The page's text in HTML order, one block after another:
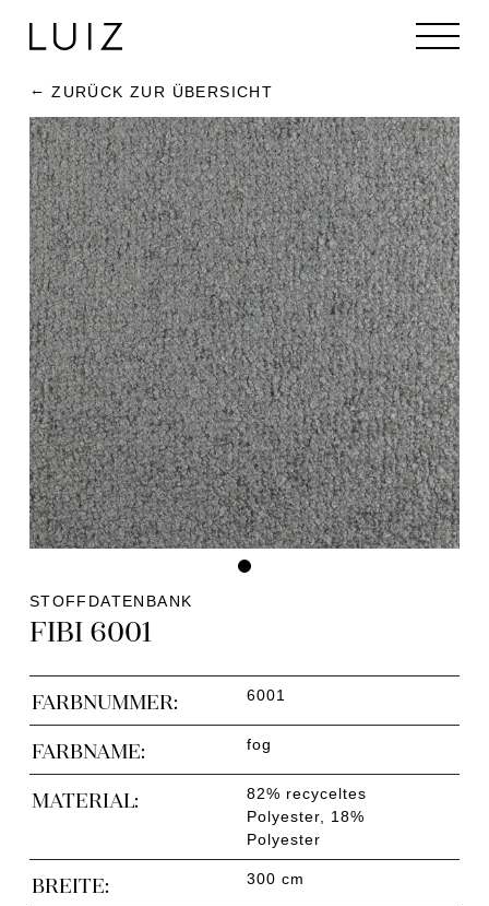
ZURÜCK ZUR ÜBERSICHT
STOFFDATENBANK
FIBI 6001
FARBNUMMER: 6001
FARBNAME: fog
MATERIAL:
82% recyceltes
Polyester, 18%
Polyester
BREITE: 300 cm